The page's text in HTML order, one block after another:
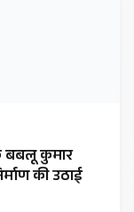
कुमार
की उठाई